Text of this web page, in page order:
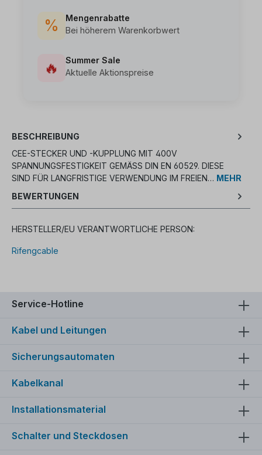
%
Mengenrabatte
Bei höherem Warenkorbwert
🔥
Summer Sale
Aktuelle Aktionspreise
BESCHREIBUNG
CEE-STECKER UND -KUPPLUNG MIT 400V
SPANNUNGSFESTIGKEIT GEMÄSS DIN EN 60529. DIESE S
IND FÜR LANGFRISTIGE VERWENDUNG IM FREIEN… MEHR
BEWERTUNGEN
HERSTELLER/EU VERANTWORTLICHE PERSON:
Rifengcable
Service-Hotline
Kabel und Leitungen
Sicherungsautomaten
Kabelkanal
Installationsmaterial
Schalter und Steckdosen